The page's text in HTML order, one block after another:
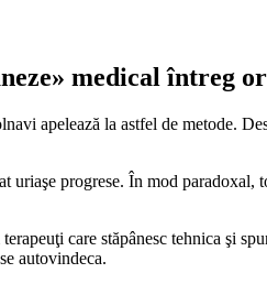
medical întreg
apelează la astfel de metode.
progrese. În mod paradoxal,
care stăpânesc tehnica şi
autovindeca.